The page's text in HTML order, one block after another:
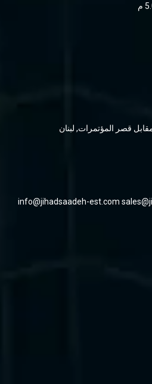
قصر المؤتمرات, لبنان
info@jihadsaadeh-est.com